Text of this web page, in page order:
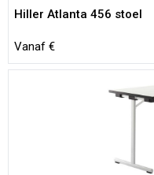
Hiller Atlanta 456 stoel
Vanaf €